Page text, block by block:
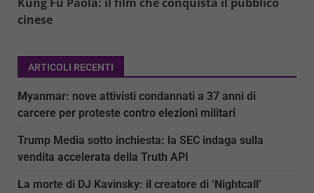
cinese
ARTICOLI RECENTI
Myanmar: nove attivisti condannati a 37 anni di
carcere per proteste contro elezioni militari
Trump Media sotto inchiesta: la SEC indaga sulla
vendita accelerata della Truth API
La morte di DJ Kavinsky: il creatore di ‘Nightcall’